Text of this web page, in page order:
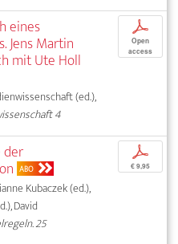
eines
Jens Martin
mit Ute Holl
(ed.),
4
p
Open
access
ABO
Kubaczek (ed.),
David
25
p
€ 9,95